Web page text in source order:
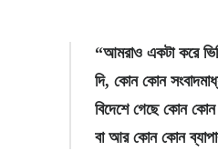
“আমরাও একটা করে
দি, কোন কোন
বিদেশে গেছে কোন কোন
বা আর কোন কোন